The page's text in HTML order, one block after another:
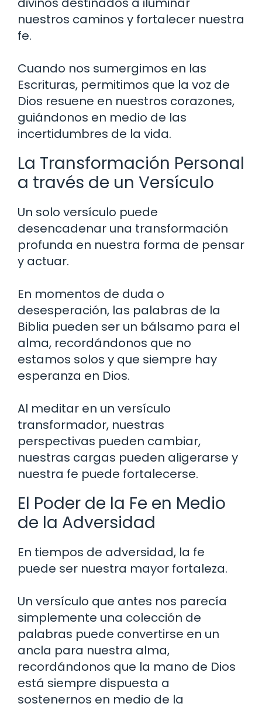
nuestros caminos y fortalecer nuestra
fe.
Cuando nos sumergimos en las
Escrituras, permitimos que la voz de
Dios resuene en nuestros corazones,
guiándonos en medio de las
incertidumbres de la vida.
La Transformación Personal
a través de un Versículo
Un solo versículo puede
desencadenar una transformación
profunda en nuestra forma de pensar
y actuar.
En momentos de duda o
desesperación, las palabras de la
Biblia pueden ser un bálsamo para el
alma, recordándonos que no
estamos solos y que siempre hay
esperanza en Dios.
Al meditar en un versículo
transformador, nuestras
perspectivas pueden cambiar,
nuestras cargas pueden aligerarse y
nuestra fe puede fortalecerse.
El Poder de la Fe en Medio
de la Adversidad
En tiempos de adversidad, la fe
puede ser nuestra mayor fortaleza.
Un versículo que antes nos parecía
simplemente una colección de
palabras puede convertirse en un
ancla para nuestra alma,
recordándonos que la mano de Dios
está siempre dispuesta a
sostenernos en medio de la